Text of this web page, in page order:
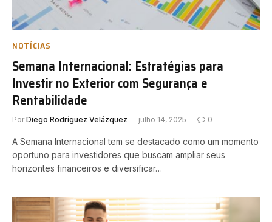
NOTÍCIAS
Semana Internacional: Estratégias para
Investir no Exterior com Segurança e
Rentabilidade
Por Diego Rodríguez Velázquez julho 14, 2025 0
A Semana Internacional tem se destacado como um momento
oportuno para investidores que buscam ampliar seus
horizontes financeiros e diversificar…